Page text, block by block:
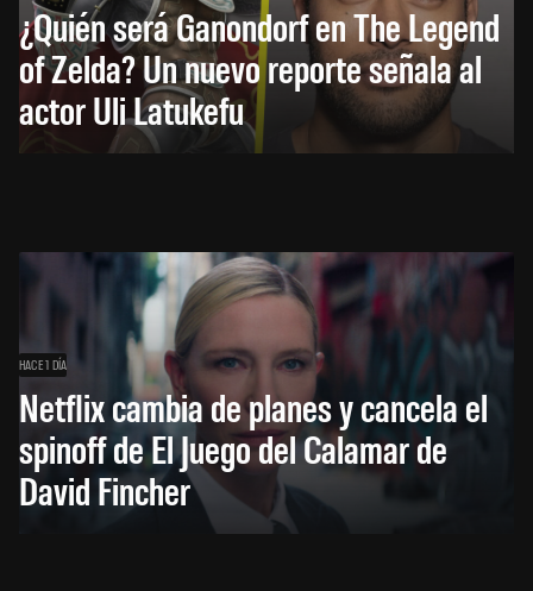
¿Quién será Ganondorf en The Legend
of Zelda? Un nuevo reporte señala al
actor Uli Latukefu
HACE 1 DÍA
Netflix cambia de planes y cancela el
spinoff de El Juego del Calamar de
David Fincher